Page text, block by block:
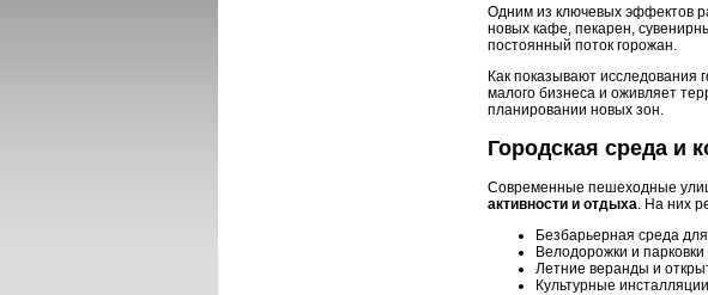
Одним из ключевых эффектов
новых кафе, пекарен,
постоянный поток горожан.
Как показывают исследования
малого бизнеса и оживляет
планировании новых зон.
Городская среда и
Современные пешеходные
активности и отдыха . На них
Безбарьерная среда
Велодорожки и
Летние веранды и
Культурные